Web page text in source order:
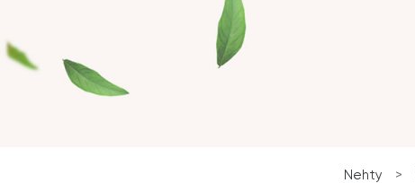
Nehty >